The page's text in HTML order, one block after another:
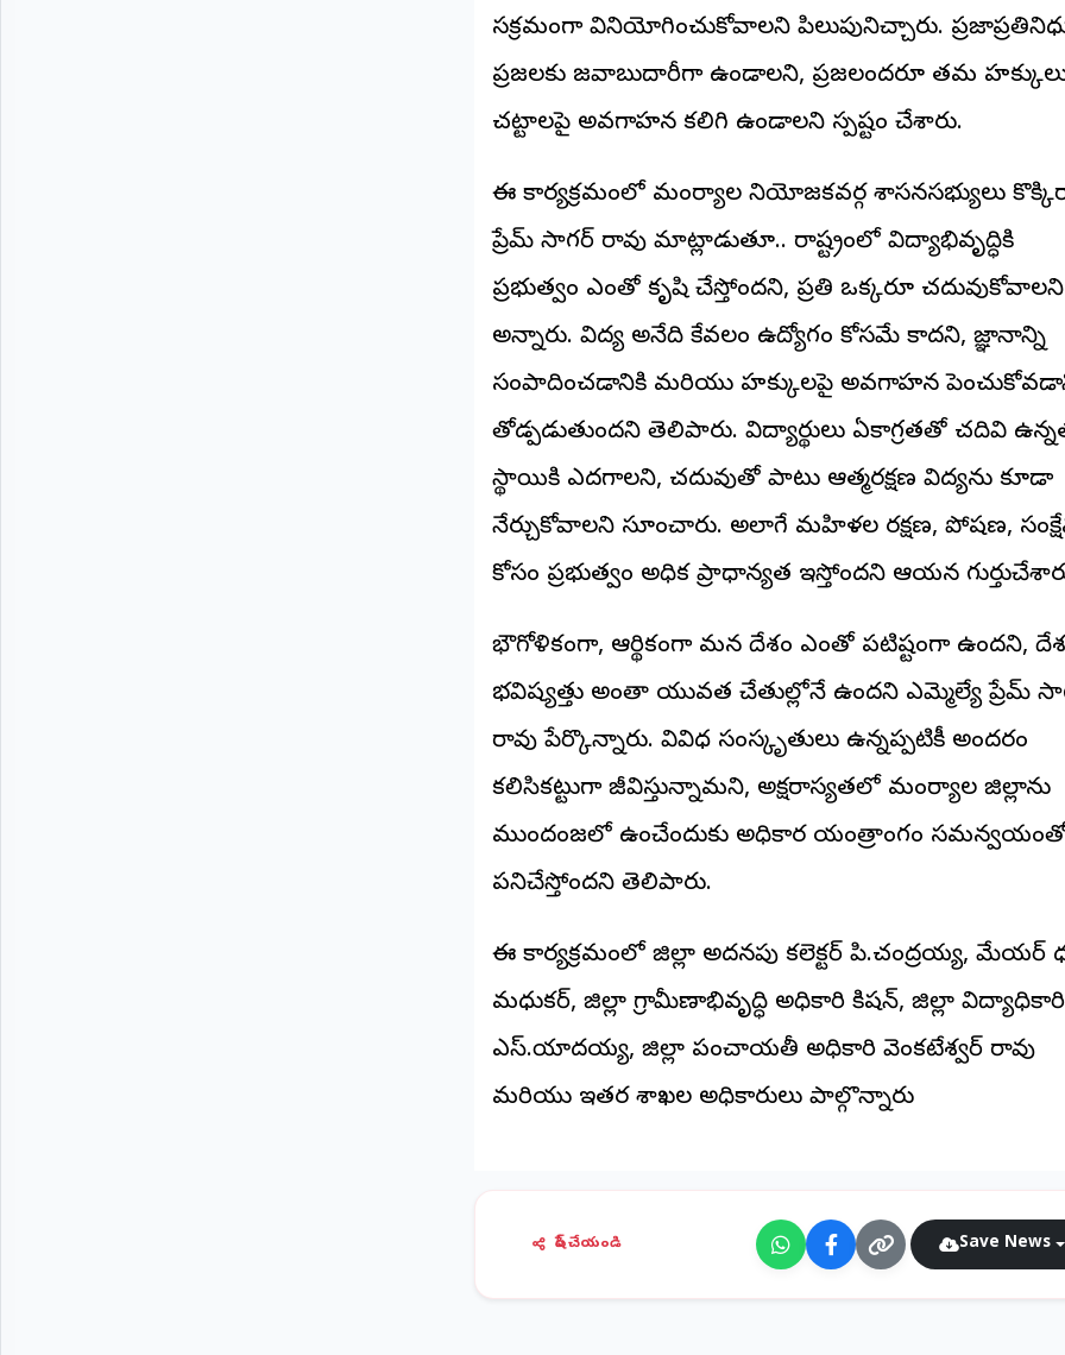
సక్రమంగా వినియోగించుకోవాలని పిలుపునిచ్చారు.
ప్రజలకు జవాబుదారీగా ఉండాలని, ప్రజలందరూ తమ
చట్టాలపై అవగాహన కలిగి ఉండాలని స్పష్టం చేశారు.
​ఈ కార్యక్రమంలో మంచిర్యాల నియోజకవర్గ శాసనసభ్యులు
ప్రేమ్ సాగర్ రావు మాట్లాడుతూ.. రాష్ట్రంలో విద్యాభివృద్ధికి
ప్రభుత్వం ఎంతో కృషి చేస్తోందని, ప్రతి ఒక్కరూ చదువుకోవాలని
అన్నారు. విద్య అనేది కేవలం ఉద్యోగం కోసమే కాదని, జ్ఞానాన్ని
సంపాదించడానికి మరియు హక్కులపై అవగాహన
తోడ్పడుతుందని తెలిపారు. విద్యార్థులు ఏకాగ్రతతో చదివి
స్థాయికి ఎదగాలని, చదువుతో పాటు ఆత్మరక్షణ విద్యను కూడా
నేర్చుకోవాలని సూచించారు. అలాగే మహిళల రక్షణ, పోషణ,
కోసం ప్రభుత్వం అధిక ప్రాధాన్యత ఇస్తోందని ఆయన
​భౌగోళికంగా, ఆర్థికంగా మన దేశం ఎంతో పటిష్టంగా ఉందని, దేశ
భవిష్యత్తు అంతా యువత చేతుల్లోనే ఉందని ఎమ్మెల్యే ప్రేమ్
రావు పేర్కొన్నారు. వివిధ సంస్కృతులు ఉన్నప్పటికీ అందరం
కలిసికట్టుగా జీవిస్తున్నామని, అక్షరాస్యతలో మంచిర్యాల జిల్లాను
ముందంజలో ఉంచేందుకు అధికార యంత్రాంగం
పనిచేస్తోందని తెలిపారు.
ఈ కార్యక్రమంలో జిల్లా అదనపు కలెక్టర్ పి.చంద్రయ్య, మేయర్
మధుకర్, జిల్లా గ్రామీణాభివృద్ధి అధికారి కిషన్, జిల్లా విద్యాధికారి
ఎస్.యాదయ్య, జిల్లా పంచాయతీ అధికారి వెంకటేశ్వర్ రావు
మరియు ఇతర శాఖల అధికారులు పాల్గొన్నారు
షేర్ చేయండి Save News